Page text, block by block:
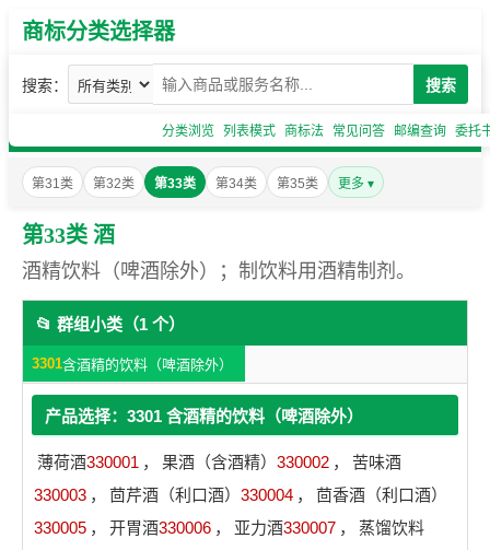
商标分类选择器
搜索： 搜索
分类浏览 列表模式 商标法 常见问答 邮编查询 委托
第31类 第32类 第33类 第34类 第35类 更多 ▾
第33类 酒
酒精饮料（啤酒除外）；制饮料用酒精制剂。
📂 群组小类（1 个）
3301含酒精的饮料（啤酒除外）
产品选择：3301 含酒精的饮料（啤酒除外）
薄荷酒330001 ， 果酒（含酒精） 330002 ，
苦味酒
330003 ， 茴芹酒（利口酒） 330004 ，
茴香酒（利口酒）
330005 ， 开胃酒330006 ， 亚力酒330007 ，
蒸馏饮料